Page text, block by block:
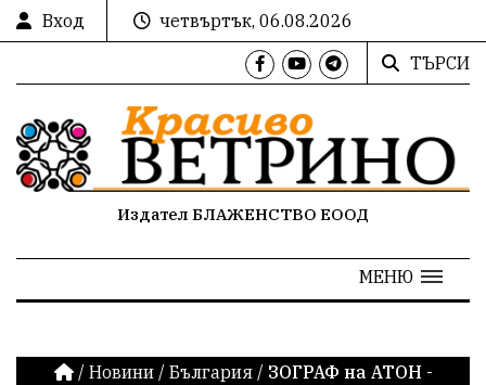
Вход
четвъртък, 06.08.2026
ТЪРСИ
Издател БЛАЖЕНСТВО ЕООД
МЕНЮ
/ Новини / България / ЗОГРАФ на АТОН -